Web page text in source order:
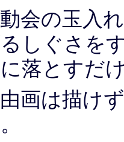
会の玉入
しぐさを
落とすだ
画は描け